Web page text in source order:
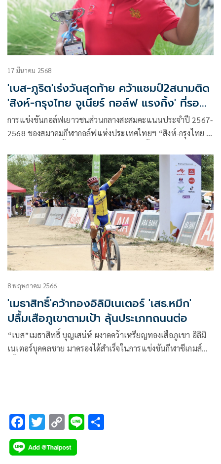
17 มีนาคม 2568
'เบส-ภูริต'เร่งวันสุดท้าย คว้าแชมป์2สนามติด
'สิงห์-กรุงไทย จูเนียร์ กอล์ฟ แรงกิ้ง' ที่รอยัล
ฮิลล์
การแข่งขันกอล์ฟเยาวชนส่วนกลางสะสมคะแนนประจำปี 2567-
2568 ของสมาคมกีฬากอล์ฟแห่งประเทศไทยฯ “สิงห์-กรุงไทย จู
สนามรอยัลฮิลล์ กอล์ฟ รีสอร์ท แอนด์ สปา จ.นครนายก ซึ่งเป็น
สนามสุดท้ายของแต่ละคลาส ก่อนเข้าสู่การแข่งขัน สิงห์-กรุงไทย
จูเนียร์ กอล์ฟ แชมเปี้ยนชิพ รอบคัดเลือกสู่ “จูเนียร์เวิลด์กอล์ฟ”
8 พฤษภาคม 2566
'เมธาสิทธิ์'คว้าทองอิลิมิเนเตอร์ 'เสธ.หมึก'
ปลื้มเสือภูเขาตามเป้า ลุ้นประเภทถนนต่อ
“เบส”เมธาสิทธิ์ บุญเสน่ห์ ผงาดคว้าเหรียญทองเสือภูเขา อิลิมิ
เนเตอร์บุคคลชาย มาครองได้สำเร็จในการแข่งขันกีฬาซีเกมส์
และมีหัวใจนักสู้อย่างเต็มที่ทุกคน
F
ac
e
T
wi
tt
C
o
p
Li